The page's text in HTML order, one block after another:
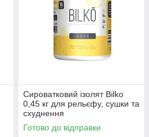
Сироватковий ізолят Bilko
0,45 кг для рельєфу, сушки та
схуднення
Готово до відправки